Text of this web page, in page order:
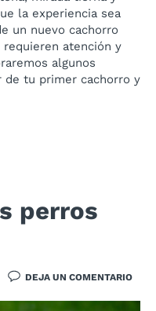
la experiencia sea
un nuevo cachorro
atención y
algunos
de tu primer cachorro y
perros
DEJA UN COMENTARIO